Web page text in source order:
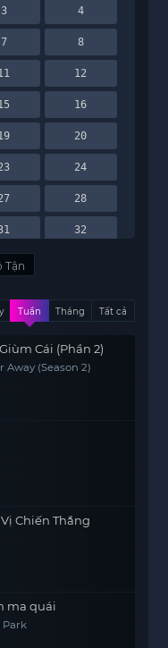
3 4
7 8
12
16
20
24
28
32
44
47 48
Tận
Tuần Tháng Tất cả
Cái (Phần 2)
Away (Season 2)
Chiến Thắng
ma quái
Park